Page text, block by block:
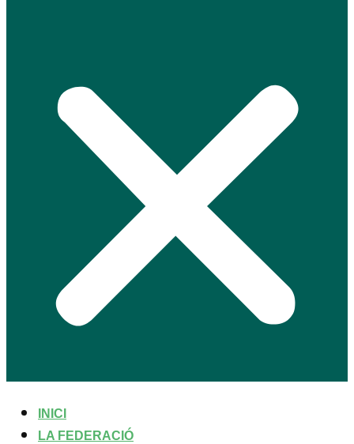
INICI
LA FEDERACIÓ